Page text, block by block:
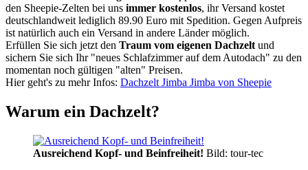
den Sheepie-Zelten bei uns immer kostenlos, ihr Versand kostet
deutschlandweit lediglich 89.90 Euro mit Spedition. Gegen Aufpreis
ist natürlich auch ein Versand in andere Länder möglich.
Erfüllen Sie sich jetzt den Traum vom eigenen Dachzelt und
sichern Sie sich Ihr "neues Schlafzimmer auf dem Autodach" zu den
momentan noch gültigen "alten" Preisen.
Hier geht's zu mehr Infos: Dachzelt Jimba Jimba von Sheepie
Warum ein Dachzelt?
Ausreichend Kopf- und Beinfreiheit! Bild: tour-tec